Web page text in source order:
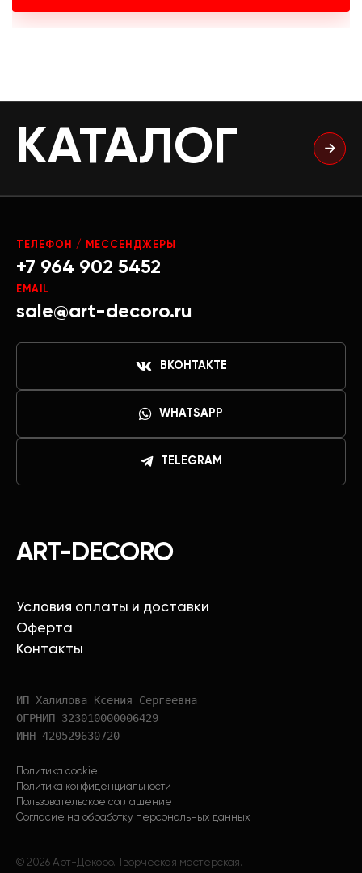
КАТАЛОГ
ART-DECORO
Условия оплаты и доставки
Оферта
Контакты
ИП Халилова Ксения Сергеевна
ОГРНИП 323010000006429
ИНН 420529630720
Политика cookie
Политика конфиденциальности
Пользовательское соглашение
Согласие на обработку персональных данных
© 2026 Арт-Декоро. Творческая мастерская.
ТЕЛЕФОН / МЕССЕНДЖЕРЫ
+7 964 902 5452
EMAIL
sale@art-decoro.ru
ВКОНТАКТЕ
WHATSAPP
TELEGRAM